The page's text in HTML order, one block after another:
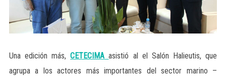
Una edición más,CETECIMAasistió al el Salón Halieutis, que
agrupa a los actores más importantes del sector marino –